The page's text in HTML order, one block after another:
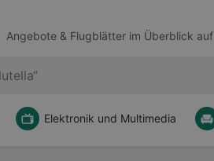
Angebote & Flugblätter im Überblick auf
Elektronik und Multimedia